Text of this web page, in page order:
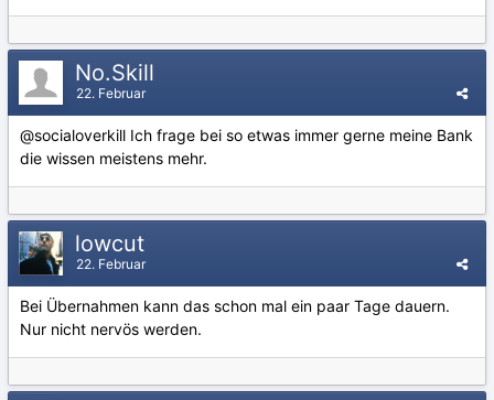
No.Skill
22. Februar
@socialoverkill Ich frage bei so etwas immer gerne meine Bank
die wissen meistens mehr.
lowcut
22. Februar
Bei Übernahmen kann das schon mal ein paar Tage dauern.
Nur nicht nervös werden.